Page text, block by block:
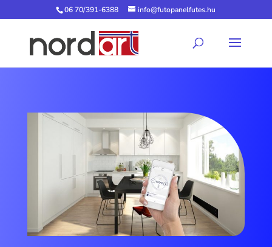
06 70/391-6388 info@futopanelfutes.hu